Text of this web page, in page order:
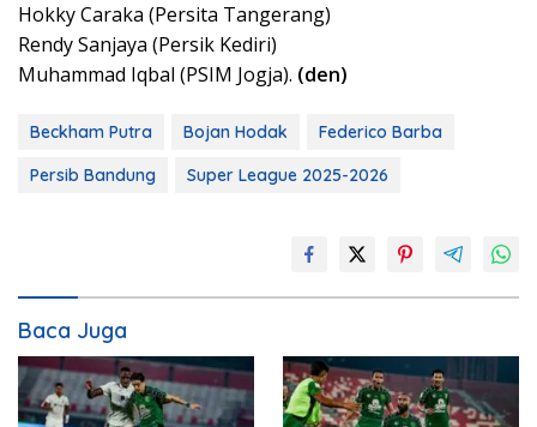
Hokky Caraka (Persita Tangerang)
Rendy Sanjaya (Persik Kediri)
Muhammad Iqbal (PSIM Jogja). (den)
Beckham Putra Bojan Hodak
Federico Barba
Persib Bandung
Super League 2025-2026
Baca Juga